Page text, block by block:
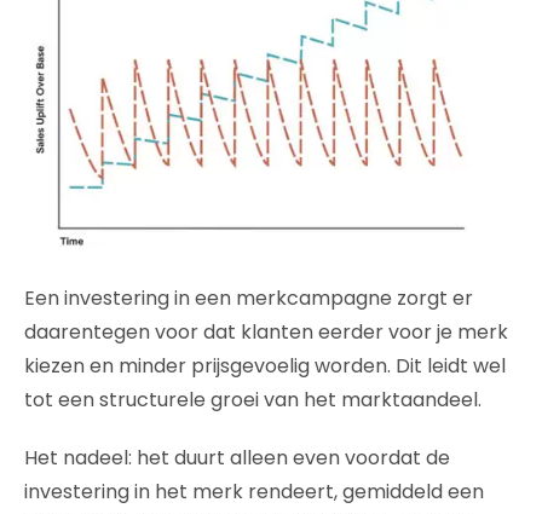
Een investering in een merkcampagne zorgt er
daarentegen voor dat klanten eerder voor je merk
kiezen en minder prijsgevoelig worden. Dit leidt wel
tot een structurele groei van het marktaandeel.
Het nadeel: het duurt alleen even voordat de
investering in het merk rendeert, gemiddeld een